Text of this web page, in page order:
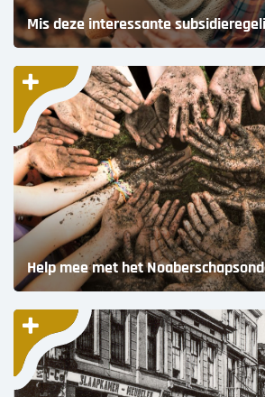
Mis deze interessante
Help mee met het